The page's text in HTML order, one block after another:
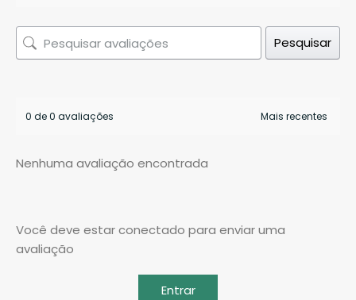
Você deve estar conectado para enviar uma
avaliação
Entrar
Pesquisar
0 de 0 avaliações
Nenhuma avaliação encontrada